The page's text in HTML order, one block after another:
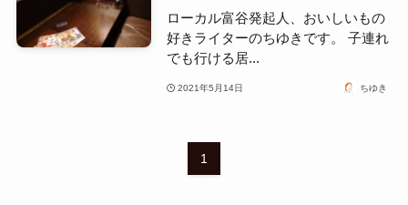
ローカル富谷発起人、おいしいもの
好きライターのちゆきです。 子連れ
でも行ける居...
2021年5月14日 ちゆき
1